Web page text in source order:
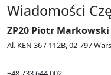
Wiadomości
ZP20 Piotr Markowski
Al. KEN 36 / 112B, 02-797